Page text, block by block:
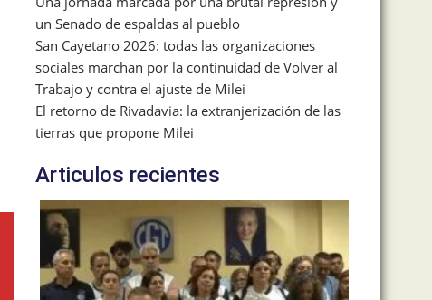
un Senado de espaldas al pueblo
San Cayetano 2026: todas las organizaciones
sociales marchan por la continuidad de Volver al
Trabajo y contra el ajuste de Milei
El retorno de Rivadavia: la extranjerización de las
tierras que propone Milei
Articulos recientes